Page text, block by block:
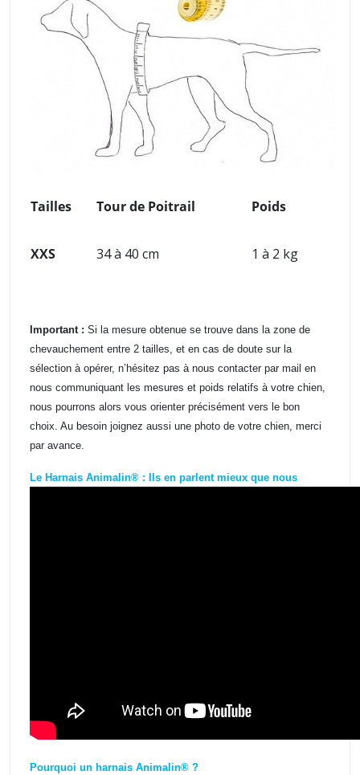
Tailles Tour de Poitrail Poids
XXS 34 à 40 cm 1 à 2 kg
Important : Si la mesure obtenue se trouve dans la zone de
chevauchement entre 2 tailles, et en cas de doute sur la
sélection à opérer, n’hésitez pas à nous contacter par mail en
nous communiquant les mesures et poids relatifs à votre chien,
nous pourrons alors vous orienter précisément vers le bon
choix. Au besoin joignez aussi une photo de votre chien, merci
par avance.
Le Harnais Animalin® : Ils en parlent mieux que nous
Pourquoi un harnais Animalin® ?